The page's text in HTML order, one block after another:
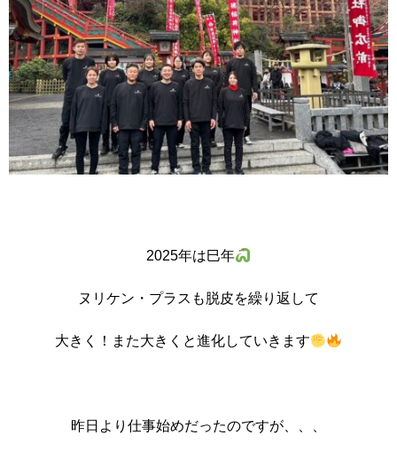
2025年は巳年
ヌリケン・プラスも脱皮を繰り返して
大きく！また大きくと進化していきます
昨日より仕事始めだったのですが、、、